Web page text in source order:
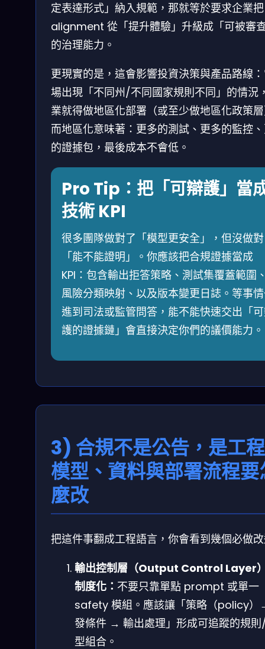
定表達形式」納入規範，那就等於要求企業把
alignment 從「提升體驗」升級成「可被審
的治理能力。
更現實的是，這會影響投資決策與產品路線
場出現「不同州/不同國家規則不同」的情況
業就得做地區化部署（或至少做地區化政策
而地區化意味著：更多的測試、更多的監控
的證據包，最後成本不會低。
Pro Tip：把「可辯護」當
技術 KPI
很多團隊做對了「模型更安全」，但沒做對
「能不能證明」。你應該把合規證據當成
KPI：包含輸出拒答策略、測試集覆蓋範圍
風險分類映射、以及版本變更日誌。等事
進到司法或監管問答，能不能快速交出「
護的證據鏈」會直接決定你們的議價能力。
3) 合規不是公告，是工
模型、資料與部署流程要
麼改
把這件事翻成工程語言，你會看到幾個必做
輸出控制層（Output Control Layer
制度化： 不要只靠單點 prompt 或單一
safety 模組。應該讓「策略（policy
發條件 → 輸出處理」形成可追蹤的規
型組合。